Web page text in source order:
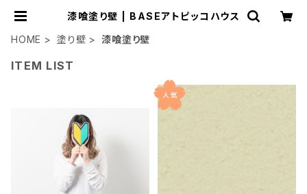
漆喰塗り壁 | BASEアトピッコハウス
HOME
塗り壁 漆喰塗り壁
ITEM LIST